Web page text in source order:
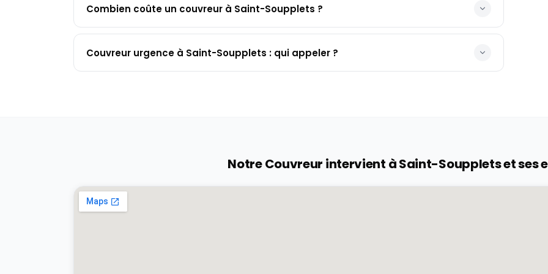
Combien coûte un couvreur à Saint-Soupplets ?
Couvreur urgence à Saint-Soupplets : qui appeler ?
Notre Couvreur intervient àSaint-Souppletset ses